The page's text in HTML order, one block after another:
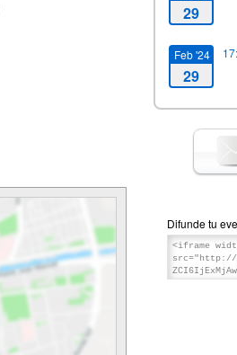
29
Feb '24
29
Difunde tu